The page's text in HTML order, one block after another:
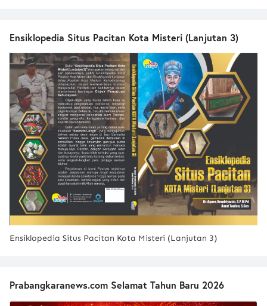
Ensiklopedia Situs Pacitan Kota Misteri (Lanjutan 3)
Ensiklopedia Situs Pacitan Kota Misteri (Lanjutan 3)
Prabangkaranews.com Selamat Tahun Baru 2026